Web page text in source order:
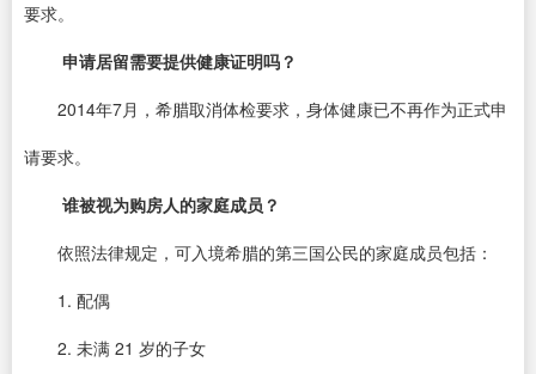
要求。
申请居留需要提供健康证明吗？
2014年7月，希腊取消体检要求，身体健康已不再作为正式申
请要求。
谁被视为购房人的家庭成员？
依照法律规定，可入境希腊的第三国公民的家庭成员包括：
1. 配偶
2. 未满 21 岁的子女